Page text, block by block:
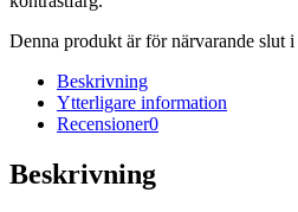
Denna produkt är för närvarande slut
Beskrivning
Ytterligare information
Recensioner0
Beskrivning